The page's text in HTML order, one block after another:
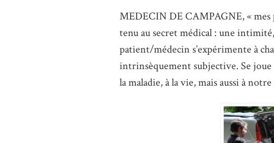
MEDECIN DE CAMPAGNE, «
tenu au secret médical : une
patient/médecin s’expérimente à
intrinsèquement subjective. Se
la maladie, à la vie, mais aussi à